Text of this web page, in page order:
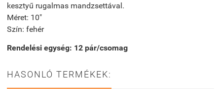
kesztyű rugalmas mandzsettával.
Méret: 10"
Szín: fehér
Rendelési egység: 12 pár/csomag
HASONLÓ TERMÉKEK: